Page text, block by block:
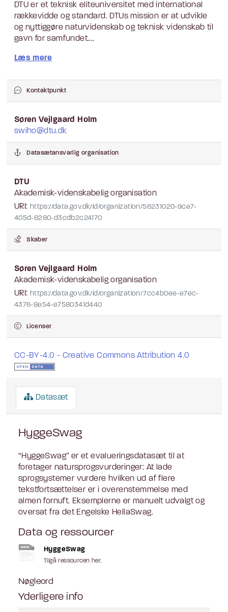
DTU er et teknisk eliteuniversitet med international
rækkevidde og standard. DTUs mission er at udvikle
og nyttiggøre naturvidenskab og teknisk videnskab til
gavn for samfundet....
Læs mere
Kontaktpunkt
Søren Vejlgaard Holm
swiho@dtu.dk
Datasætansvarlig organisation
DTU
Akademisk-videnskabelig organisation
URI: https://data.gov.dk/id/organization/56231020-9ce7-
405d-8280-d3cdb2c24170
Skaber
Søren Vejlgaard Holm
Akademisk-videnskabelig organisation
URI: https://data.gov.dk/id/organization/7cc4b0ee-e7ec-
4376-8e54-e7580341d440
Licenser
CC-BY-4.0 - Creative Commons Attribution 4.0
Datasæt
HyggeSwag
“HyggeSwag” er et evalueringsdatasæt til at
foretager natursprogsvurderinger: At lade
sprogsystemer vurdere hvilken ud af flere
tekstfortsættelser er i overenstemmelse med
almen fornuft. Eksemplerne er manuelt udvalgt og
oversat fra det Engelske HellaSwag.
Data og ressourcer
HyggeSwag
Tilgå ressourcen her.
Nøgleord
Yderligere info